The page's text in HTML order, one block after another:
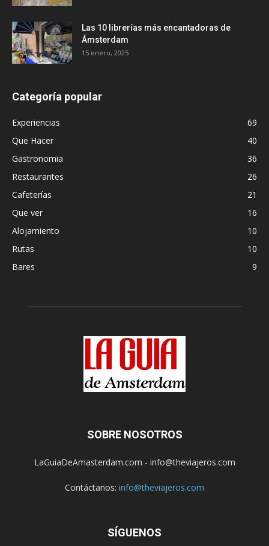
Las 10 librerías más encantadoras de
Ámsterdam
15 enero, 2025
Categoría popular
Experiencias
69
Que Hacer
40
Gastronomia
36
Restaurantes
26
Cafeterías
21
Que ver
16
Alojamiento
10
Rutas
10
Bares
9
SOBRE NOSOTROS
LaGuiaDeAmasterdam.com - info@theviajeros.com
Contáctanos: info@theviajeros.com
SÍGUENOS